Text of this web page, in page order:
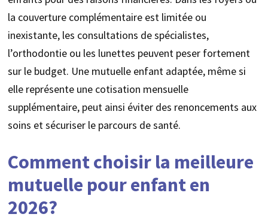
la couverture complémentaire est limitée ou
inexistante, les consultations de spécialistes,
l’orthodontie ou les lunettes peuvent peser fortement
sur le budget. Une mutuelle enfant adaptée, même si
elle représente une cotisation mensuelle
supplémentaire, peut ainsi éviter des renoncements aux
soins et sécuriser le parcours de santé.
Comment choisir la meilleure
mutuelle pour enfant en
2026?